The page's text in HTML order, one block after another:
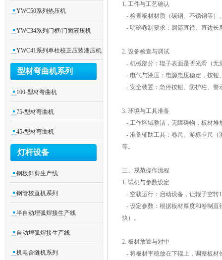
YWC50系列热压机
YWC34系列门框/门面液压机
YWC41系列单柱校正压装液压机
型材弯曲机系列
100-型材弯曲机
75-型材弯曲机
45-型材弯曲机
灯杆设备
钢板斜剪生产线
钢管校直机系列
半自动埋弧焊接生产线
自动埋弧焊接生产线
机电合缝机系列
1. 工件与工艺确认
- 检查板材材质（碳钢、不锈钢等
- 明确卷制要求：圆筒直径、直边
2. 设备检查与调试
- 机械部分：辊子表面是否光滑（
- 电气与液压：电源电压稳定，按
- 安全装置：急停按钮、防护栏、
3. 环境与工具准备
- 工作区域整洁，无障碍物，板材
- 准备辅助工具：卷尺、游标卡尺（
等。
三、规范操作流程
1. 试机与参数设定
- 空载运行：启动设备，让辊子空
- 设定参数：根据板材厚度和卷制直
快）。
2. 板材放置与对中
- 将板材平稳放在下辊上，调整板